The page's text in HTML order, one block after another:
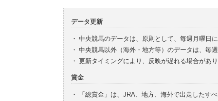
データ更新
・ 中央競馬のデータは、原則として、毎週月曜日
・ 中央競馬以外（海外・地方等）のデータは、毎
・ 更新タイミングにより、反映が遅れる場合があ
賞金
・
「総賞金」は、JRA、地方、海外で出走したす